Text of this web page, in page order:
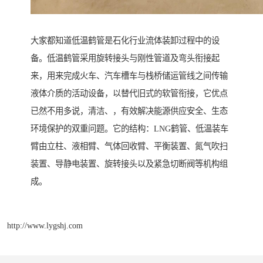
大家都知道低温鹤管是石化行业流体装卸过程中的设
备。低温鹤管采用旋转接头与刚性管道及弯头衔接起
来，用来完成火车、汽车槽车与栈桥储运管线之间传输
液体介质的活动设备，以替代旧式的软管衔接，它优点
已然不用多说，清洁、，有效解决能源供应安全、生态
环境保护的双重问题。它的结构：LNG鹤管、低温装车
臂由立柱、液相臂、气体回收臂、平衡装置、氮气吹扫
装置、导静电装置、旋转接头以及紧急切断阀等机构组
成。
http://www.lygshj.com